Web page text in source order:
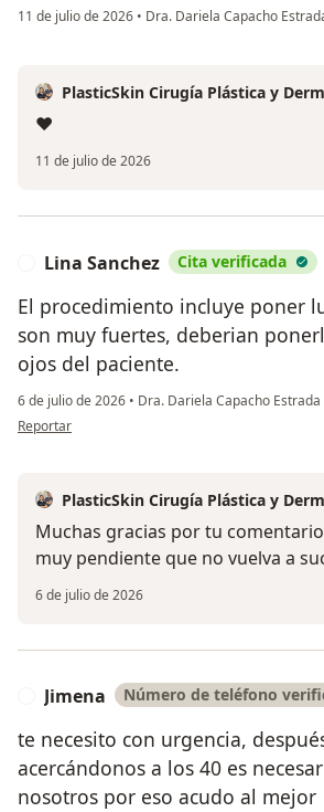
11 de julio de 2026 • Dra. Dariela Capacho
PlasticSkin Cirugía Plástica y
❤️
11 de julio de 2026
Lina Sanchez Cita verificada
El procedimiento incluye poner
son muy fuertes, deberian
ojos del paciente.
6 de julio de 2026 • Dra. Dariela Capacho Estrada
en opinión del usuario Lina Sanchez
Reportar
PlasticSkin Cirugía Plástica y
Muchas gracias por tu
muy pendiente que no vuelva a
6 de julio de 2026
Jimena Número de teléfono
te necesito con urgencia,
acercándonos a los 40 es
nosotros por eso acudo al mejor